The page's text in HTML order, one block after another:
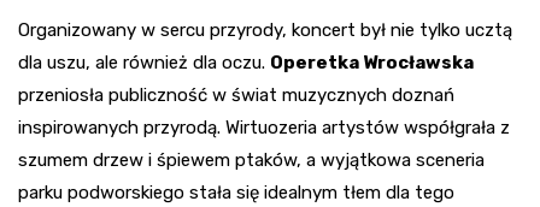
Organizowany w sercu przyrody, koncert był nie tylko ucztą
dla uszu, ale również dla oczu. Operetka Wrocławska
przeniosła publiczność w świat muzycznych doznań
inspirowanych przyrodą. Wirtuozeria artystów współgrała z
szumem drzew i śpiewem ptaków, a wyjątkowa sceneria
parku podworskiego stała się idealnym tłem dla tego